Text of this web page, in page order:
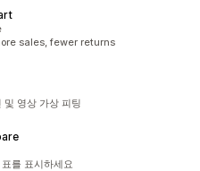
sales, fewer returns
및 영상 가상 피팅
를 표시하세요